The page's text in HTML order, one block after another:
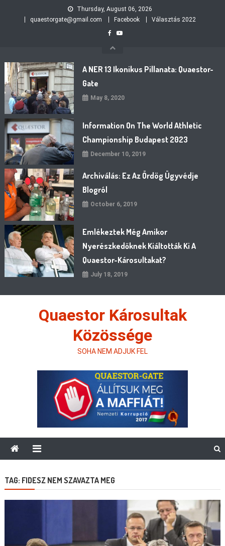
Thursday, August 06, 2026
quaestorgate@gmail.com
Facebook Választás 2022
A NER 13 Ikonikus Pillanata: Quaestor-
Gate
May 8, 2020
Information On The World Athletic
Championship Budapest 2023
December 10, 2019
Archiválás: Ez Az Ördög Ügyvédje
Blogról
October 6, 2019
Emlékeztek Még Amikor
Nyerészkedőknek Kiáltották Ki A
Quaestor-Károsultakat?
July 18, 2019
Quaestor Károsultak
Közössége
SOHA NEM ADJUK FEL
TAG: FIDESZ NEM SZAVAZTA MEG